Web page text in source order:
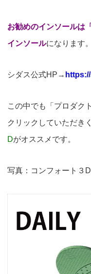
お勧めのインソールは
インソールになります。
シダス公式HP→
この中でも「プロダク
クリックしていただき
Dがオススメです。
写真：コンフォート３D